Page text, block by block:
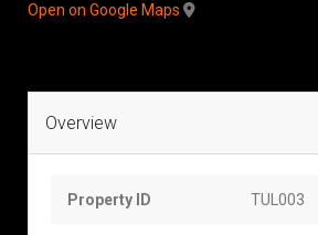
Open on Google Maps
Overview
Property ID TUL003